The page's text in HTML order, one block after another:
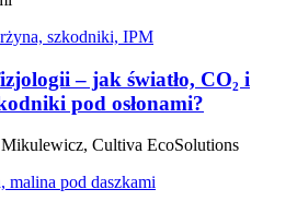
– jak światło, CO₂ i
pod osłonami?
Cultiva EcoSolutions